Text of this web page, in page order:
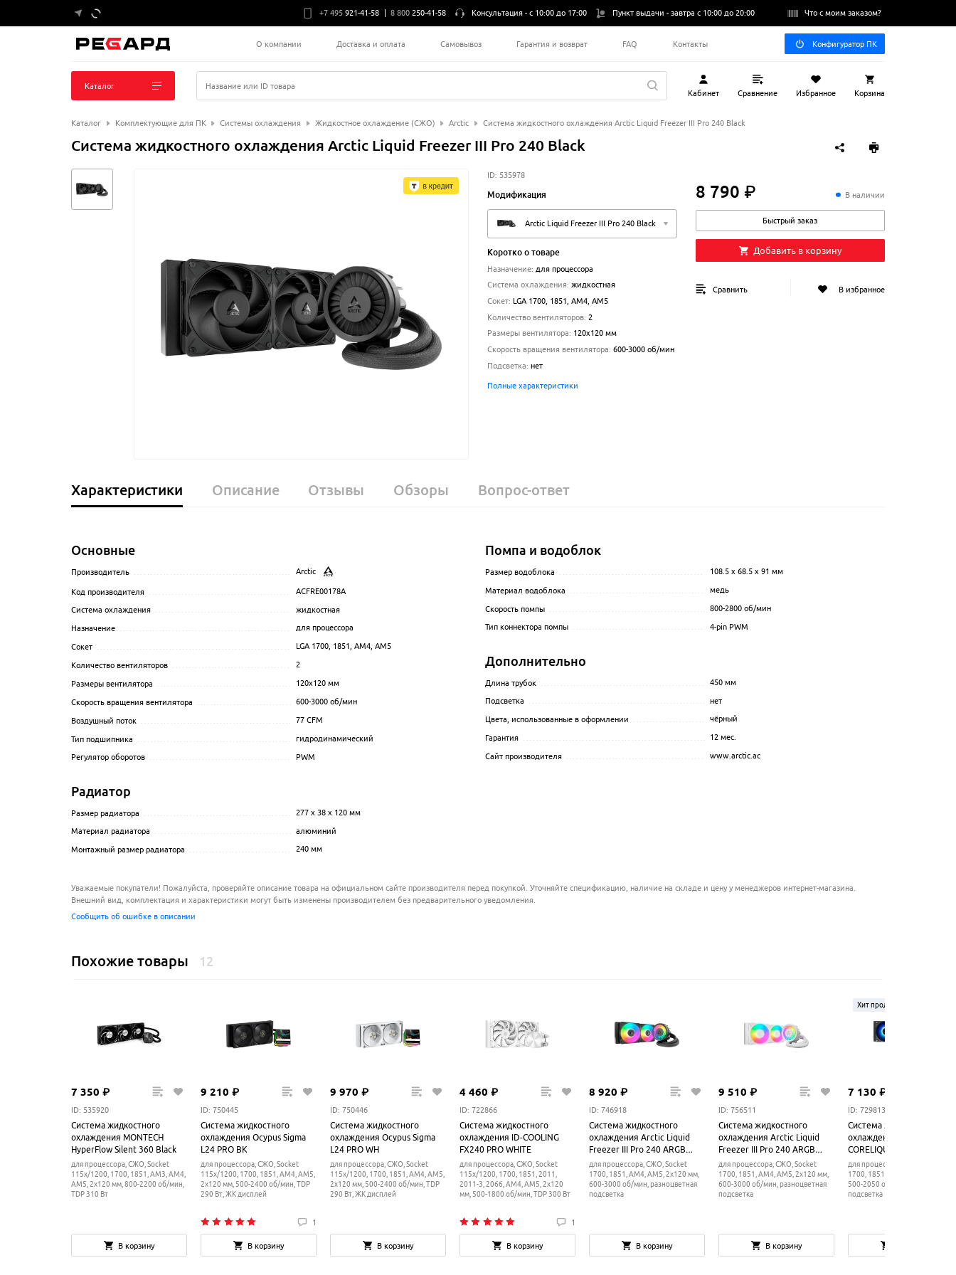
+7 495 921-41-58 8 800 250-41-58 Консультация - с 10:00 до 17:00 Пункт выдачи - завтра с 10:00 до 20:00 Что с моим заказом?
О компании Доставка и оплата Самовывоз Гарантия и возврат FAQ Контакты Конфигуратор ПК
Каталог Название или ID товара
Кабинет Сравнение Избранное Корзина
Каталог Комплектующие для ПК Системы охлаждения Жидкостное охлаждение (СЖО) Arctic Система жидкостного охлаждения Arctic Liquid Freezer III Pro 240 Black
Система жидкостного охлаждения Arctic Liquid Freezer III Pro 240 Black
ID: 535978
Модификация
Arctic Liquid Freezer III Pro 240 Black
Коротко о товаре
Назначение: для процессора
Система охлаждения: жидкостная
Сокет: LGA 1700, 1851, AM4, AM5
Количество вентиляторов: 2
Размеры вентилятора: 120x120 мм
Скорость вращения вентилятора: 600-3000 об/мин
Подсветка: нет
Полные характеристики
8 790 ₽8 790 ₽ В наличии
Быстрый заказ
Добавить в корзину
Сравнить В избранное
Характеристики Описание Отзывы Обзоры Вопрос-ответ
Основные
Производитель ........................................................................................................................................................................................................
Arctic
Код производителя ........................................................................................................................................................................................................
ACFRE00178A
Система охлаждения ........................................................................................................................................................................................................
жидкостная
Назначение ........................................................................................................................................................................................................
для процессора
Сокет ........................................................................................................................................................................................................
LGA 1700, 1851, AM4, AM5
Количество вентиляторов ........................................................................................................................................................................................................
2
Размеры вентилятора ........................................................................................................................................................................................................
120x120 мм
Скорость вращения вентилятора ........................................................................................................................................................................................................
600-3000об/мин
Воздушный поток ........................................................................................................................................................................................................
77CFM
Тип подшипника ........................................................................................................................................................................................................
гидродинамический
Регулятор оборотов ........................................................................................................................................................................................................
PWM
Радиатор
Размер радиатора ........................................................................................................................................................................................................
277 x 38 x 120 мм
Материал радиатора ........................................................................................................................................................................................................
алюминий
Монтажный размер радиатора ........................................................................................................................................................................................................
240 мм
Помпа и водоблок
Размер водоблока 108.5 x 68.5 x 91 мм
Материал водоблока медь
Скорость помпы 800-2800об/мин
Тип коннектора помпы 4-pin PWM
Дополнительно
Длина трубок 450мм
Подсветка нет
Цвета, использованные в оформлении чёрный
Гарантия 12 мес.
Сайт производителя www.arctic.ac
Уважаемые покупатели! Пожалуйста, проверяйте описание товара на официальном сайте производителя перед покупкой. Уточняйте спецификацию, наличие на складе и цену у менеджеров интернет-магазина.
Внешний вид, комплектация и характеристики могут быть изменены производителем без предварительного уведомления.
Сообщить об ошибке в описании
Похожие товары 12
7 350 ₽
ID: 535920
Система жидкостного
охлаждения MONTECH
HyperFlow Silent 360 Black
для процессора, СЖО, Socket
115x/1200, 1700, 1851, AM3, AM4,
AM5, 2x120 мм, 800-2200 об/мин,
TDP 310 Вт
В корзину
9 210 ₽
ID: 750445
Система жидкостного
охлаждения Ocypus Sigma
L24 PRO BK
для процессора, СЖО, Socket
115x/1200, 1700, 1851, AM4, AM5,
2x120 мм, 500-2400 об/мин, TDP
290 Вт, ЖК дисплей
1
В корзину
9 970 ₽
ID: 750446
Система жидкостного
охлаждения Ocypus Sigma
L24 PRO WH
для процессора, СЖО, Socket
115x/1200, 1700, 1851, AM4, AM5,
2x120 мм, 500-2400 об/мин, TDP
290 Вт, ЖК дисплей
В корзину
4 460 ₽
ID: 722866
Система жидкостного
охлаждения ID-COOLING
FX240 PRO WHITE
для процессора, СЖО, Socket
115x/1200, 1700, 1851, 2011,
2011-3, 2066, AM4, AM5, 2x120
мм, 500-1800 об/мин, TDP 300 Вт
1
В корзину
8 920 ₽
ID: 746918
Система жидкостного
охлаждения Arctic Liquid
Freezer III Pro 240 ARGB
Black
для процессора, СЖО, Socket
1700, 1851, AM4, AM5, 2x120 мм,
600-3000 об/мин, разноцветная
подсветка
В корзину
9 510 ₽
ID: 756511
Система жидкостного
охлаждения Arctic Liquid
Freezer III Pro 240 ARGB
White
для процессора, СЖО, Socket
1700, 1851, AM4, AM5, 2x120 мм,
600-3000 об/мин, разноцветная
подсветка
В корзину
Хит продаж
7 130 ₽
ID: 729813
Система жидкостного
охлаждения MSI MAG
CORELIQUID A15 240
для процессора, СЖО, Socket
1700, 1851, AM4, AM5, 2x120
500-2050 об/мин, разноцветная
подсветка